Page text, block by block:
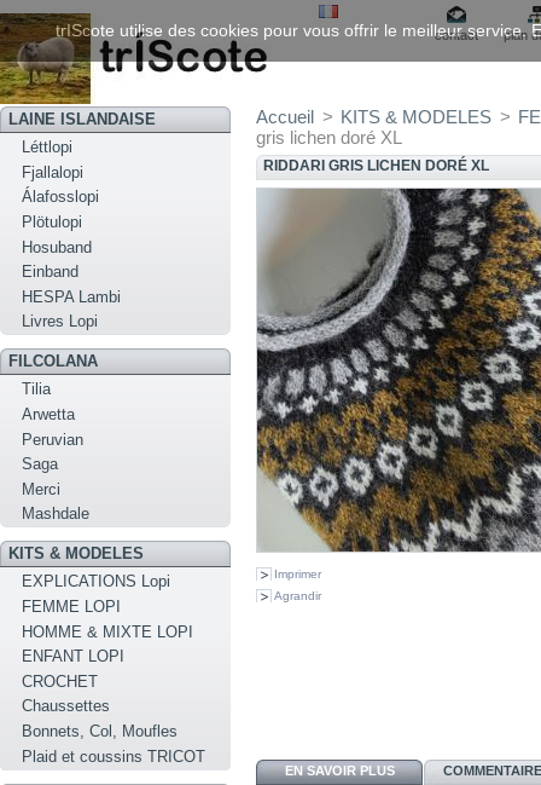
contact plan
LAINE ISLANDAISE
Léttlopi
Fjallalopi
Álafosslopi
Plötulopi
Hosuband
Einband
HESPA Lambi
Livres Lopi
FILCOLANA
Tilia
Arwetta
Peruvian
Saga
Merci
Mashdale
KITS & MODELES
EXPLICATIONS Lopi
FEMME LOPI
HOMME & MIXTE LOPI
ENFANT LOPI
CROCHET
Chaussettes
Bonnets, Col, Moufles
Plaid et coussins TRICOT
Accueil > KITS & MODELES >
gris lichen doré XL
RIDDARI GRIS LICHEN DORÉ XL
Imprimer
Agrandir
EN SAVOIR PLUS
trIScote utilise des cookies pour vous offrir le meilleur